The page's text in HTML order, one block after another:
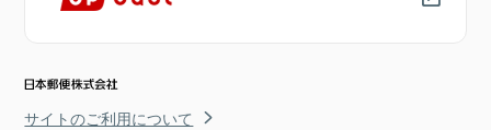
サイトのご利用について